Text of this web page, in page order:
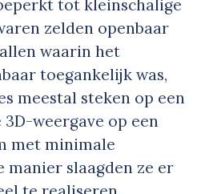
tot kleinschalige
zelden openbaar
waarin het
toegankelijk was,
meestal steken op een
weergave op een
met minimale
manier slaagden ze er